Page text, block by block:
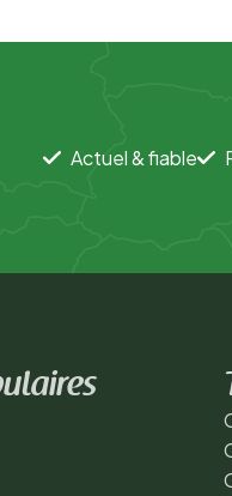
Actuel & fiable